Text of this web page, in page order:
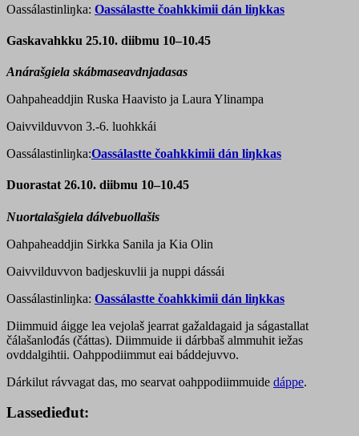
Oassálastinliŋka: Oassálastte čoahkkimii dán liŋkkas
Gaskavahkku 25.10. diibmu 10–10.45
Anárašgiela skábmaseavdnjadasas
Oahpaheaddjin Ruska Haavisto ja Laura Ylinampa
Oaivvilduvvon 3.-6. luohkkái
Oassálastinliŋka:Oassálastte čoahkkimii dán liŋkkas
Duorastat 26.10. diibmu 10–10.45
Nuortalašgiela dálvebuollašis
Oahpaheaddjin Sirkka Sanila ja Kia Olin
Oaivvilduvvon badjeskuvlii ja nuppi dássái
Oassálastinliŋka: Oassálastte čoahkkimii dán liŋkkas
Diimmuid áigge lea vejolaš jearrat gažaldagaid ja ságastallat
čálašanlođás (čáttas). Diimmuide ii dárbbaš almmuhit iežas
ovddalgihtii. Oahppodiimmut eai báddejuvvo.
Dárkilut rávvagat das, mo searvat oahppodiimmuide dáppe.
Lassedieđut: